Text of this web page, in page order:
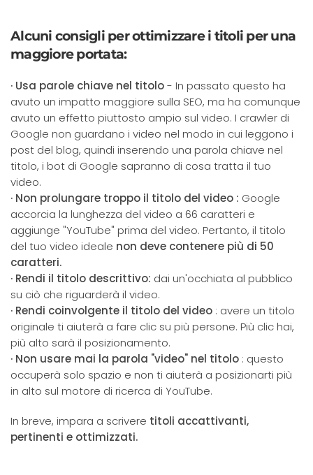
Alcuni consigli per ottimizzare i titoli per una
maggiore portata:
· Usa parole chiave nel titolo- In passato questo ha
avuto un impatto maggiore sulla SEO, ma ha comunque
avuto un effetto piuttosto ampio sul video. I crawler di
Google non guardano i video nel modo in cui leggono i
post del blog, quindi inserendo una parola chiave nel
titolo, i bot di Google sapranno di cosa tratta il tuo
video.
· Non prolungare troppo il titolo del video : Google
accorcia la lunghezza del video a 66 caratteri e
aggiunge "YouTube" prima del video. Pertanto, il titolo
del tuo video ideale non deve contenere più di 50
caratteri.
· Rendi il titolo descrittivo: dai un'occhiata al pubblico
su ciò che riguarderà il video.
· Rendi coinvolgente il titolo del video : avere un titolo
originale ti aiuterà a fare clic su più persone. Più clic hai,
più alto sarà il posizionamento.
· Non usare mai la parola "video" nel titolo : questo
occuperà solo spazio e non ti aiuterà a posizionarti più
in alto sul motore di ricerca di YouTube.
In breve, impara a scrivere titoli accattivanti,
pertinenti e ottimizzati.